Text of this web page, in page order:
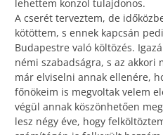
lehettem konzol tulajdonos.
A cserét terveztem, de
kötöttem, s ennek kapcsán
Budapestre való költözés.
némi szabadságra, s az
már elviselni annak ellenére,
főnökeim is megvoltak velem
végül annak köszönhetően
lesz négy éve, hogy